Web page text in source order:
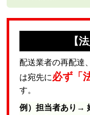
【
配送業者の再配達
は宛先に必ず「
す。
例）担当者あり→